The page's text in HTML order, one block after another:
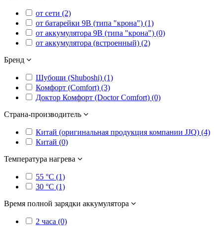
от сети (2)
от батарейки 9В (типа "крона") (1)
от аккумулятора 9В (типа "крона") (0)
от аккумулятора (встроенный) (2)
Бренд
Шубоши (Shuboshi) (1)
Комфорт (Comfort) (3)
Доктор Комфорт (Doctor Comfort) (0)
Страна-производитель
Китай (оригинальная продукция компании JJQ) (4)
Китай (0)
Температура нагрева
55 °C (1)
30 °C (1)
Время полной зарядки аккумулятора
2 часа (0)